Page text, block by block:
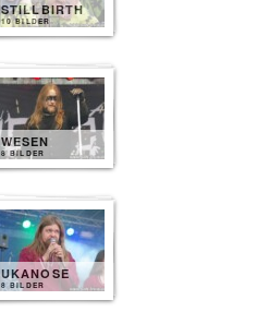
STILLBIRTH
10 BILDER
WESEN
8 BILDER
UKANOSE
8 BILDER